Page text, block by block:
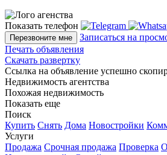
Показать телефон
Перезвоните мне
Записаться на
Печать объявления
Скачать развертку
Ссылка на объявление успешно
Недвижимость агентства
Похожая недвижимость
Показать еще
Поиск
Купить Снять Дома Новостройки
Услуги
Продажа Срочная продажа Проверка